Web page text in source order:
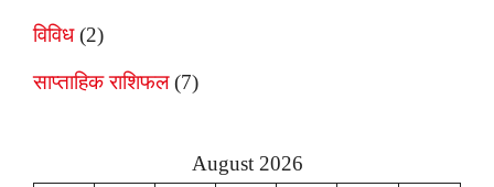
विविध(2)
साप्ताहिक राशिफल(7)
August 2026